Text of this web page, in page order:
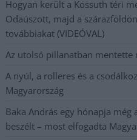
Hogyan került a Kossuth téri
Odaúszott, majd a
továbbiakat (VIDEÓVAL)
Az utolsó pillanatban mentette
A nyúl, a rolleres és a
Magyarország
Baka András egy hónapja
beszélt – most elfogadta